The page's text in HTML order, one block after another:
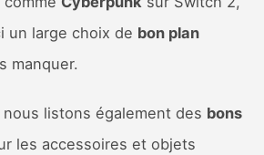
un large choix de bon plan
manquer.
listons également des bons
les accessoires et objets